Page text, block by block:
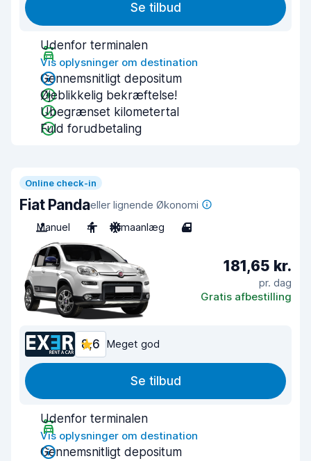
Se tilbud
Udenfor terminalen
Vis oplysninger om destination
Gennemsnitligt depositum
Øjeblikkelig bekræftelse!
Ubegrænset kilometertal
Fuld forudbetaling
Online check-in
Fiat Pandaeller lignende Økonomi
Manuel
4 Klimaanlæg 4
181,65 kr.
pr. dag
Gratis afbestilling
8,6 Meget god
Se tilbud
Udenfor terminalen
Vis oplysninger om destination
Gennemsnitligt depositum